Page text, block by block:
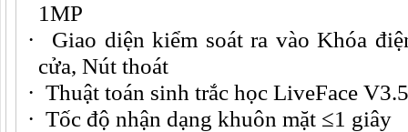
1MP
·
Giao diện kiểm soát ra vào Khóa
cửa, Nút thoát
· Thuật toán sinh trắc học LiveFace
· Tốc độ nhận dạng khuôn mặt ≤1 giây